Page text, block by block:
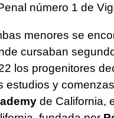
número 1 de
menores se
cursaban
los progenitores
estudios y
de California,